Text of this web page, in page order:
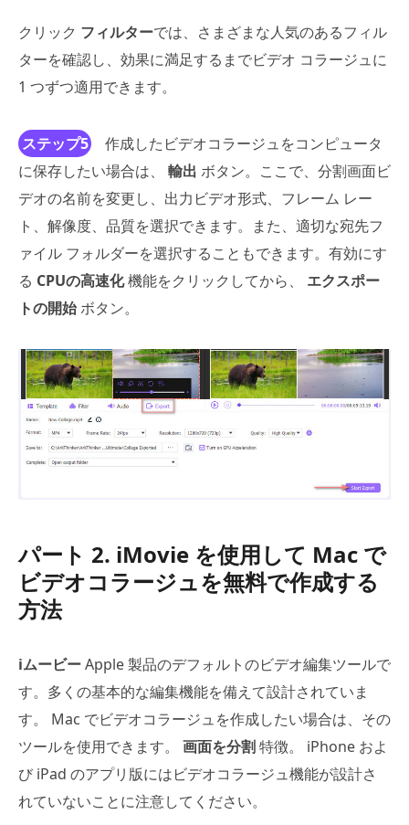
クリック フィルターでは、さまざまな人気のあるフィル
ターを確認し、効果に満足するまでビデオ コラージュに
1 つずつ適用できます。
ステップ5
作成したビデオコラージュをコンピュータ
に保存したい場合は、 輸出 ボタン。ここで、分割画面ビ
デオの名前を変更し、出力ビデオ形式、フレーム レー
ト、解像度、品質を選択できます。また、適切な宛先フ
ァイル フォルダーを選択することもできます。有効にす
る CPUの高速化機能をクリックしてから、 エクスポー
トの開始ボタン。
パート 2. iMovie を使用して Mac で
ビデオコラージュを無料で作成する
方法
iムービーApple 製品のデフォルトのビデオ編集ツールで
す。多くの基本的な編集機能を備えて設計されていま
す。 Mac でビデオコラージュを作成したい場合は、その
ツールを使用できます。 画面を分割特徴。 iPhone およ
び iPad のアプリ版にはビデオコラージュ機能が設計さ
れていないことに注意してください。